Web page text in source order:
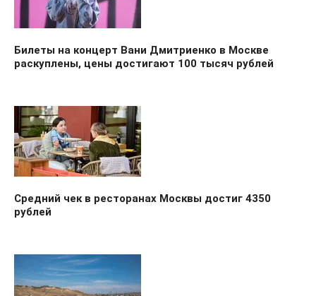
Билеты на концерт Вани Дмитриенко в Москве
раскуплены, цены достигают 100 тысяч рублей
Средний чек в ресторанах Москвы достиг 4350
рублей